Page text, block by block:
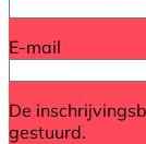
E-mail
De
gestuurd.